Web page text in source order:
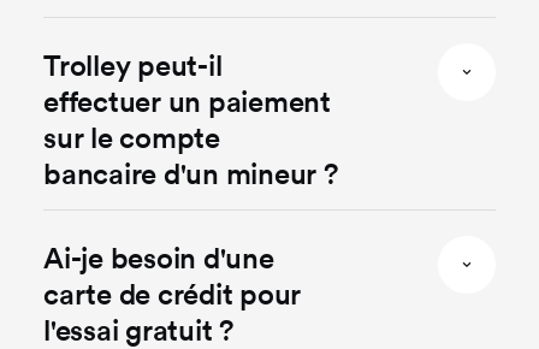
Trolley peut-il
effectuer un paiement
sur le compte
bancaire d'un mineur ?
Ai-je besoin d'une
carte de crédit pour
l'essai gratuit ?